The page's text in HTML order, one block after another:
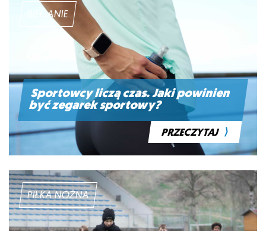
BIEGANIE
Sportowcy liczą czas. Jaki powinien
być zegarek sportowy?
PRZECZYTAJ ⟩
PIŁKA NOŻNA